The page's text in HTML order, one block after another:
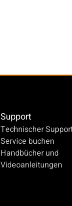
Support
Technischer
Service buchen
Handbücher und
Videoanleitungen